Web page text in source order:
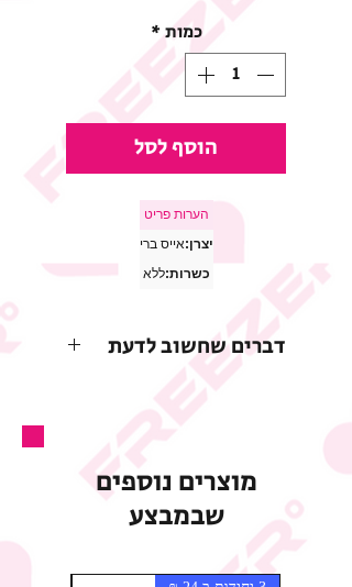
כמות*
הוסף לסל
הערות פריט
יצרן:אייס ברי
כשרות:ללא
דברים שחשוב לדעת
* התמונות להמחשה בלבד
* החברה שומרת לעצמה את
הזכות לשנות או להפסיק
את המבצע בכל עת וללא
הודעה מוקדמת
* רכיבי המוצר, משקלו,
ערכיו התזונתיים ועיצוב
מוצרים נוספים
שבמבצע